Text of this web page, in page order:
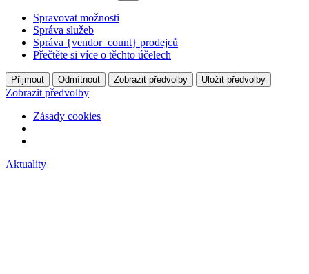
Spravovat možnosti
Správa služeb
Správa {vendor_count} prodejců
Přečtěte si více o těchto účelech
Přijmout Odmítnout Zobrazit předvolby Uložit předvolby
Zobrazit předvolby
Zásady cookies
Aktuality